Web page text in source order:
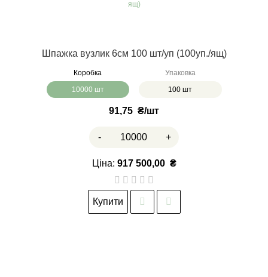
Шпажка вузлик 6см 100 шт/уп (100уп./ящ)
Коробка
10000 шт
Упаковка
100 шт
91,75 ₴
- +
Ціна: 917 500,00 ₴
Купити